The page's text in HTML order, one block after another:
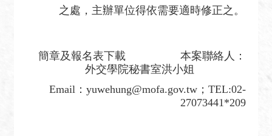
之處，主辦單位得依需要適時修正之。
簡章及報名表下載 本案聯絡人：
外交學院秘書室洪小姐
Email ：yuwehung@mofa.gov.tw；TEL:02-
27073441*209